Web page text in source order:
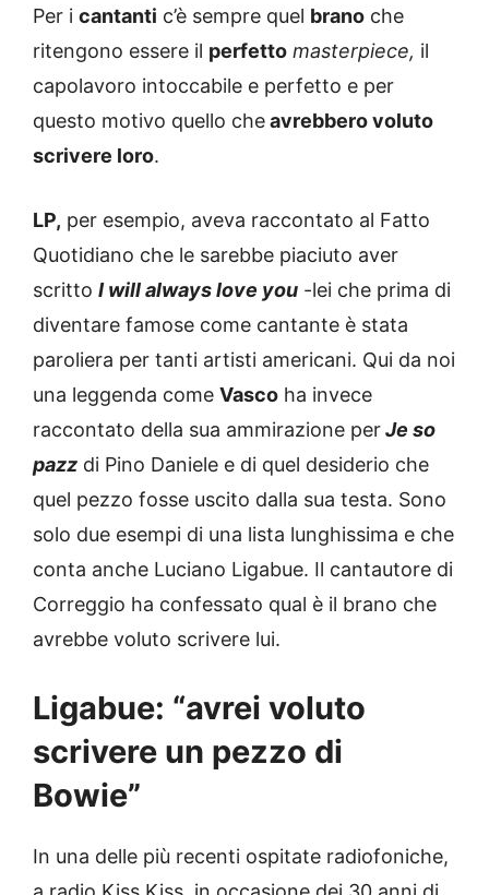
Per i cantanti c’è sempre quel brano che
ritengono essere il perfetto masterpiece, il
capolavoro intoccabile e perfetto e per
questo motivo quello cheavrebbero voluto
scrivere loro.
LP, per esempio, aveva raccontato al Fatto
Quotidiano che le sarebbe piaciuto aver
scritto I will always love you -lei che prima di
diventare famose come cantante è stata
paroliera per tanti artisti americani. Qui da noi
una leggenda come Vasco ha invece
raccontato della sua ammirazione perJe so
pazz di Pino Daniele e di quel desiderio che
quel pezzo fosse uscito dalla sua testa. Sono
solo due esempi di una lista lunghissima e che
conta anche Luciano Ligabue. Il cantautore di
Correggio ha confessato qual è il brano che
avrebbe voluto scrivere lui.
Ligabue: “avrei voluto
scrivere un pezzo di
Bowie”
In una delle più recenti ospitate radiofoniche,